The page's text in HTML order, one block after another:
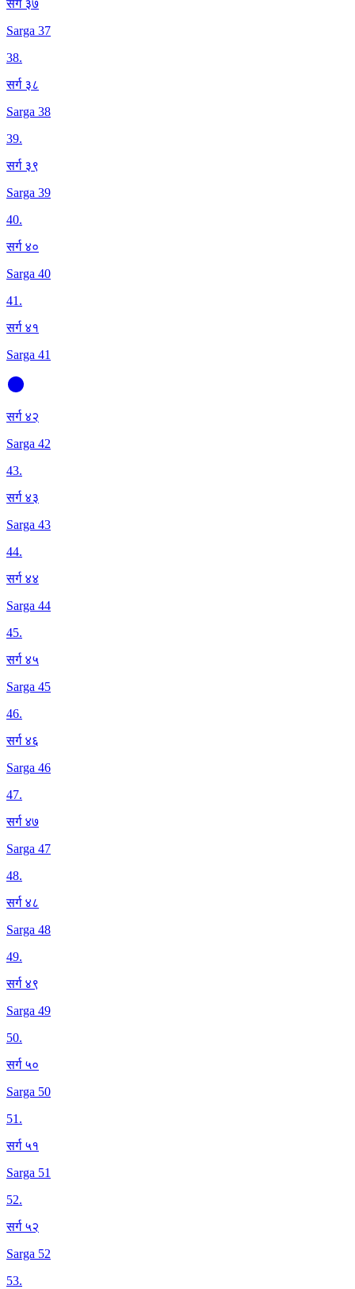
सर्ग ३७
Sarga 37
38.
सर्ग ३८
Sarga 38
39.
सर्ग ३९
Sarga 39
40.
सर्ग ४०
Sarga 40
41.
सर्ग ४१
Sarga 41
सर्ग ४२
Sarga 42
43.
सर्ग ४३
Sarga 43
44.
सर्ग ४४
Sarga 44
45.
सर्ग ४५
Sarga 45
46.
सर्ग ४६
Sarga 46
47.
सर्ग ४७
Sarga 47
48.
सर्ग ४८
Sarga 48
49.
सर्ग ४९
Sarga 49
50.
सर्ग ५०
Sarga 50
51.
सर्ग ५१
Sarga 51
52.
सर्ग ५२
Sarga 52
53.